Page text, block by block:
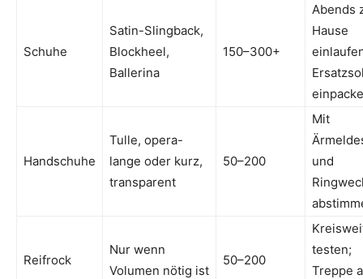
Schuhe
Satin-Slingback,
Blockheel,
Ballerina
150–300+
Abends
Hause
Handschuhe
Tulle, opera-
lange oder kurz,
transparent
50–200
Mit
und
Reifrock
Nur wenn
Volumen nötig ist
50–200
testen;
Treppe